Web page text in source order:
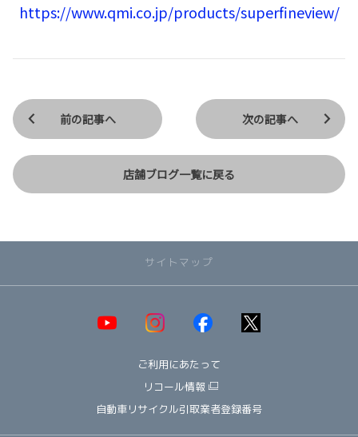
https://www.qmi.co.jp/products/superfineview/
前の記事へ
店舗ブログ一覧に戻る
次の記事へ
サイトマップ
ウェルキャブ（福祉車両）
ご利用にあたって
リコール情報
自動車リサイクル引取業者登録番号